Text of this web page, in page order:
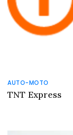
AUTO-MOTO
TNT Express